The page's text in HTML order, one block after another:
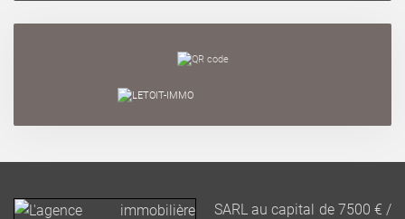
SARL au capital de 7500 € /